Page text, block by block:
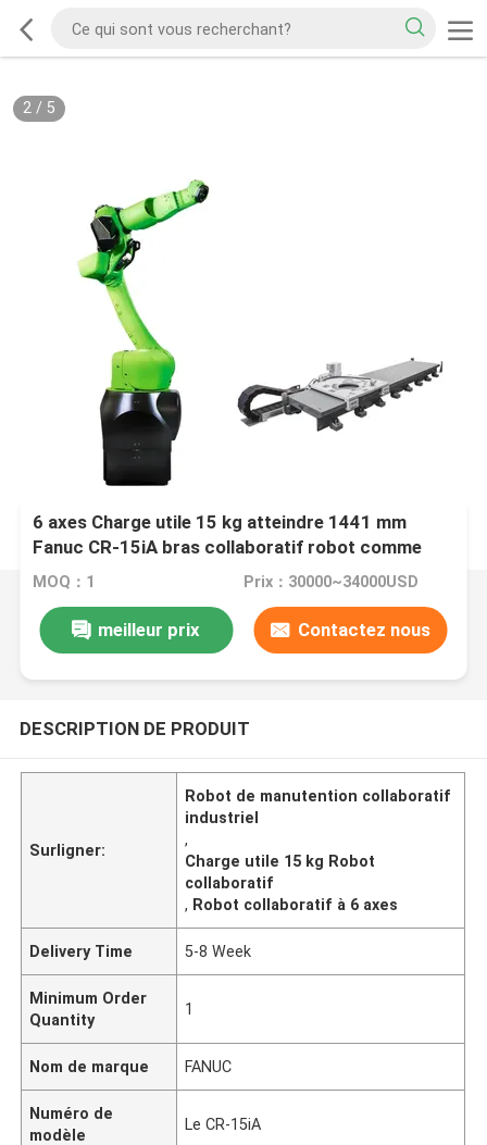
2/ 5
6 axes Charge utile 15 kg atteindre 1441 mm
Fanuc CR-15iA bras collaboratif robot comme
robot de manutention
MOQ：1 Prix：30000~34000USD
meilleur prix Contactez nous
DESCRIPTION DE PRODUIT
Surligner:
Robot de manutention collaboratif
industriel
,
Charge utile 15 kg Robot
collaboratif
, Robot collaboratif à 6 axes
Delivery Time 5-8 Week
Minimum Order
Quantity
1
Nom de marque FANUC
Numéro de
modèle
Le CR-15iA